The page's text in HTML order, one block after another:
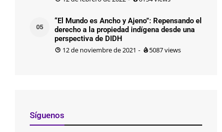
05
“El Mundo es Ancho y Ajeno”: Repensando el
derecho a la propiedad indígena desde una
perspectiva de DIDH
12 de noviembre de 2021 - 5087views
Síguenos